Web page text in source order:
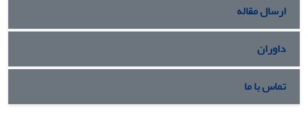
ارسال مقاله
داوران
تماس با ما